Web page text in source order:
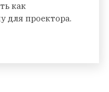
как
для проектора.